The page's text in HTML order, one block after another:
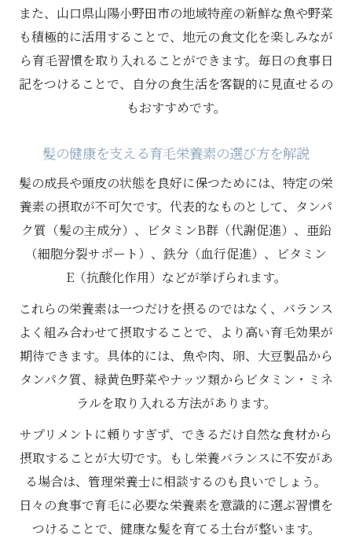
また、山口県山陽小野田市の地域特産の新鮮な魚や野菜
も積極的に活用することで、地元の食文化を楽しみなが
ら育毛習慣を取り入れることができます。毎日の食事日
記をつけることで、自分の食生活を客観的に見直せるの
もおすすめです。
髪の健康を支える育毛栄養素の選び方を解説
髪の成長や頭皮の状態を良好に保つためには、特定の栄
養素の摂取が不可欠です。代表的なものとして、タンパ
ク質（髪の主成分）、ビタミンB群（代謝促進）、亜鉛
（細胞分裂サポート）、鉄分（血行促進）、ビタミン
E（抗酸化作用）などが挙げられます。
これらの栄養素は一つだけを摂るのではなく、バランス
よく組み合わせて摂取することで、より高い育毛効果が
期待できます。具体的には、魚や肉、卵、大豆製品から
タンパク質、緑黄色野菜やナッツ類からビタミン・ミネ
ラルを取り入れる方法があります。
サプリメントに頼りすぎず、できるだけ自然な食材から
摂取することが大切です。もし栄養バランスに不安があ
る場合は、管理栄養士に相談するのも良いでしょう。
日々の食事で育毛に必要な栄養素を意識的に選ぶ習慣を
つけることで、健康な髪を育てる土台が整います。